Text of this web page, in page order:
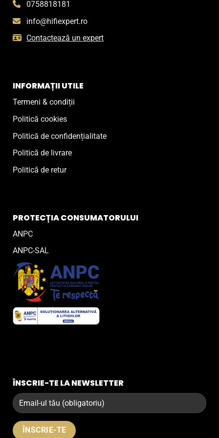
0758818181
info@hifiexpert.ro
Contactează un expert
INFORMAȚII UTILE
Termeni & condiții
Politică cookies
Politică de confidențialitate
Politică de livrare
Politică de retur
PROTECȚIA CONSUMATORULUI
ANPC
ANPC-SAL
ÎNSCRIE-TE LA NEWSLETTER